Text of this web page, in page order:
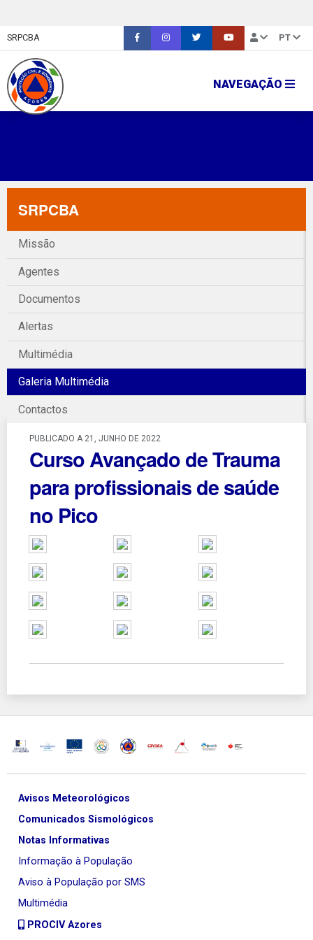
SRPCBA PT
NAVEGAÇÃO
SRPCBA
Missão
Agentes
Documentos
Alertas
Multimédia
Galeria Multimédia
Contactos
PUBLICADO A 21, JUNHO DE 2022
Curso Avançado de Trauma
para profissionais de saúde
no Pico
Avisos Meteorológicos
Comunicados Sismológicos
Notas Informativas
Informação à População
Aviso à População por SMS
Multimédia
PROCIV Azores